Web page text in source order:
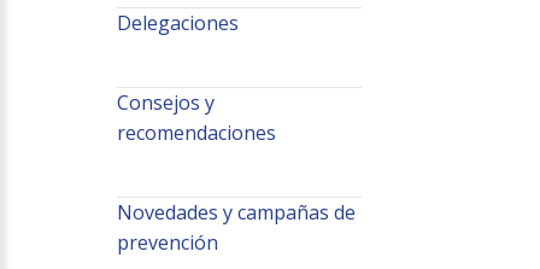
Delegaciones
Consejos y
recomendaciones
Novedades y campañas de
prevención